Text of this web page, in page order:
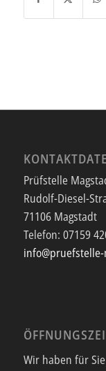
Prüfstelle
Rudolf-Diesel-
71106 Magstadt
Telefon: 07159
Wir haben für